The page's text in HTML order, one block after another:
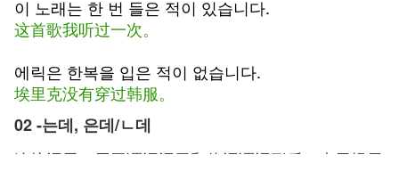
이 노래는 한 번 들은 적이 있습니다.
这首歌我听过一次。
에릭은 한복을 입은 적이 없습니다.
埃里克没有穿过韩服。
02-는데, 은데/ㄴ데
连接词尾。用于谓词词干和体词谓词形后，表示提示